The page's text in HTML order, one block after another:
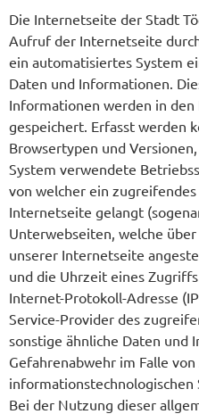
Die Internetseite der Stadt
Aufruf der Internetseite
ein automatisiertes System
Daten und Informationen.
Informationen werden in den
gespeichert. Erfasst werden
Browsertypen und
System verwendete
von welcher ein
Internetseite gelangt
Unterwebseiten, welche
unserer Internetseite
und die Uhrzeit eines
Internet-Protokoll-Adresse
Service-Provider des
sonstige ähnliche Daten und
Gefahrenabwehr im Falle
informationstechnologischen
Bei der Nutzung dieser